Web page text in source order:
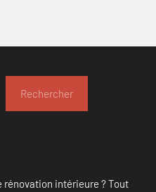
Rechercher
intérieure ? Tout